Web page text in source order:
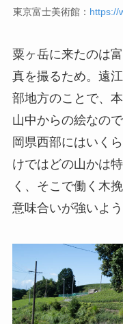
東京富士美術館： https://
粟ヶ岳に来たのは
真を撮るため。遠
部地方のことで、
山中からの絵なの
岡県西部にはいく
けではどの山かは
く、そこで働く木
意味合いが強いよう